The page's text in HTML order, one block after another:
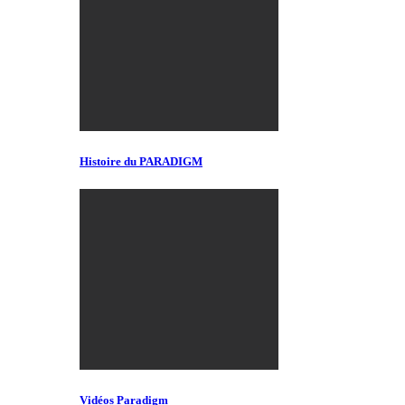
Histoire du PARADIGM
Vidéos Paradigm